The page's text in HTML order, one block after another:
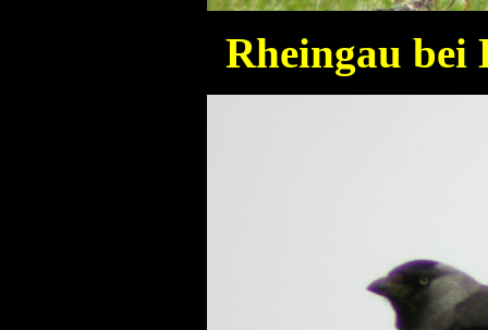
Rheingau